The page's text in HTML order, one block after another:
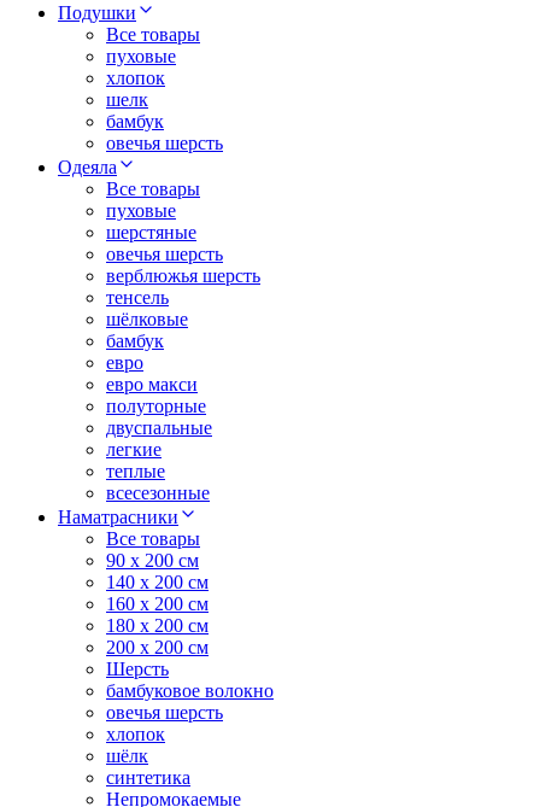
Подушки
Все товары
пуховые
хлопок
шелк
бамбук
овечья шерсть
Одеяла
Все товары
пуховые
шерстяные
овечья шерсть
верблюжья шерсть
тенсель
шёлковые
бамбук
евро
евро макси
полуторные
двуспальные
легкие
теплые
всесезонные
Наматрасники
Все товары
90 x 200 см
140 x 200 см
160 x 200 см
180 x 200 см
200 x 200 см
Шерсть
бамбуковое волокно
овечья шерсть
хлопок
шёлк
синтетика
Непромокаемые